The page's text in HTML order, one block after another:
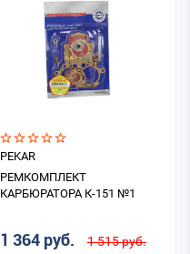
PEKAR
РЕМКОМПЛЕКТ
КАРБЮРАТОРА К-151 №1
1 364 руб. 1 515 руб.